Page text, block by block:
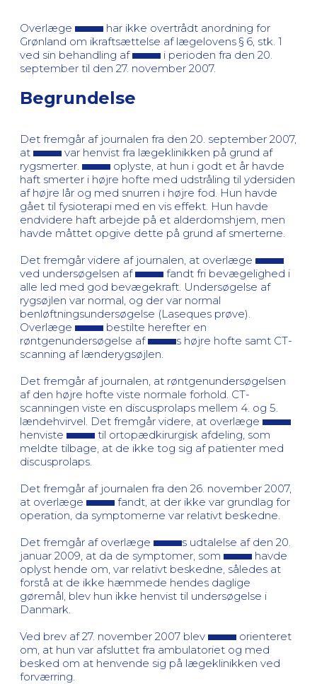
Overlæge
har ikke overtrådt anordning for
Grønland om ikraftsættelse af lægelovens § 6, stk. 1
ved sin behandling af
i perioden fra den 20.
september til den 27. november 2007.
Begrundelse
Det fremgår af journalen fra den 20. september 2007,
at
var henvist fra lægeklinikken på grund af
rygsmerter.
oplyste, at hun i godt et år havde
haft smerter i højre hofte med udstråling til ydersiden
af højre lår og med snurren i højre fod. Hun havde
gået til fysioterapi med en vis effekt. Hun havde
endvidere haft arbejde på et alderdomshjem, men
havde måttet opgive dette på grund af smerterne.
Det fremgår videre af journalen, at overlæge
ved undersøgelsen af
fandt fri bevægelighed i
alle led med god bevægekraft. Undersøgelse af
rygsøjlen var normal, og der var normal
benløftningsundersøgelse (Laseques prøve).
Overlæge
bestilte herefter en
røntgenundersøgelse af
s højre hofte samt CT-
scanning af lænderygsøjlen.
Det fremgår af journalen, at røntgenundersøgelsen
af den højre hofte viste normale forhold. CT-
scanningen viste en discusprolaps mellem 4. og 5.
lændehvirvel. Det fremgår videre, at overlæge
henviste
til ortopædkirurgisk afdeling, som
meldte tilbage, at de ikke tog sig af patienter med
discusprolaps.
Det fremgår af journalen fra den 26. november 2007,
at overlæge
fandt, at der ikke var grundlag for
operation, da symptomerne var relativt beskedne.
Det fremgår af overlæge
s udtalelse af den 20.
januar 2009, at da de symptomer, som
havde
oplyst hende om, var relativt beskedne, således at
forstå at de ikke hæmmede hendes daglige
gøremål, blev hun ikke henvist til undersøgelse i
Danmark.
Ved brev af 27. november 2007 blev
orienteret
om, at hun var afsluttet fra ambulatoriet og med
besked om at henvende sig på lægeklinikken ved
forværring.